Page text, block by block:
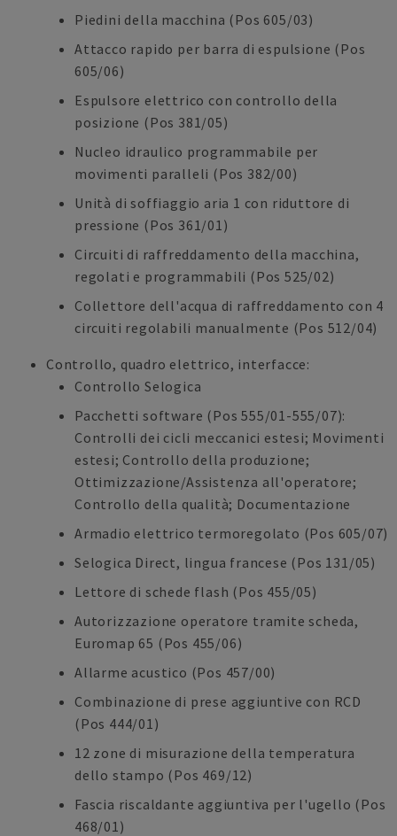
Piedini della macchina (Pos 605/03)
Attacco rapido per barra di espulsione (Pos
605/06)
Espulsore elettrico con controllo della
posizione (Pos 381/05)
Nucleo idraulico programmabile per
movimenti paralleli (Pos 382/00)
Unità di soffiaggio aria 1 con riduttore di
pressione (Pos 361/01)
Circuiti di raffreddamento della macchina,
regolati e programmabili (Pos 525/02)
Collettore dell'acqua di raffreddamento con 4
circuiti regolabili manualmente (Pos 512/04)
Controllo, quadro elettrico, interfacce:
Controllo Selogica
Pacchetti software (Pos 555/01-555/07):
Controlli dei cicli meccanici estesi; Movimenti
estesi; Controllo della produzione;
Ottimizzazione/Assistenza all'operatore;
Controllo della qualità; Documentazione
Armadio elettrico termoregolato (Pos 605/07)
Selogica Direct, lingua francese (Pos 131/05)
Lettore di schede flash (Pos 455/05)
Autorizzazione operatore tramite scheda,
Euromap 65 (Pos 455/06)
Allarme acustico (Pos 457/00)
Combinazione di prese aggiuntive con RCD
(Pos 444/01)
12 zone di misurazione della temperatura
dello stampo (Pos 469/12)
Fascia riscaldante aggiuntiva per l'ugello (Pos
468/01)